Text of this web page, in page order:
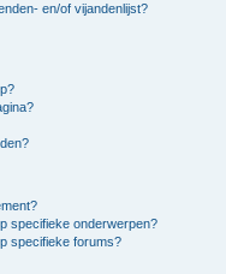
en/of vijandenlijst?
specifieke onderwerpen?
specifieke forums?